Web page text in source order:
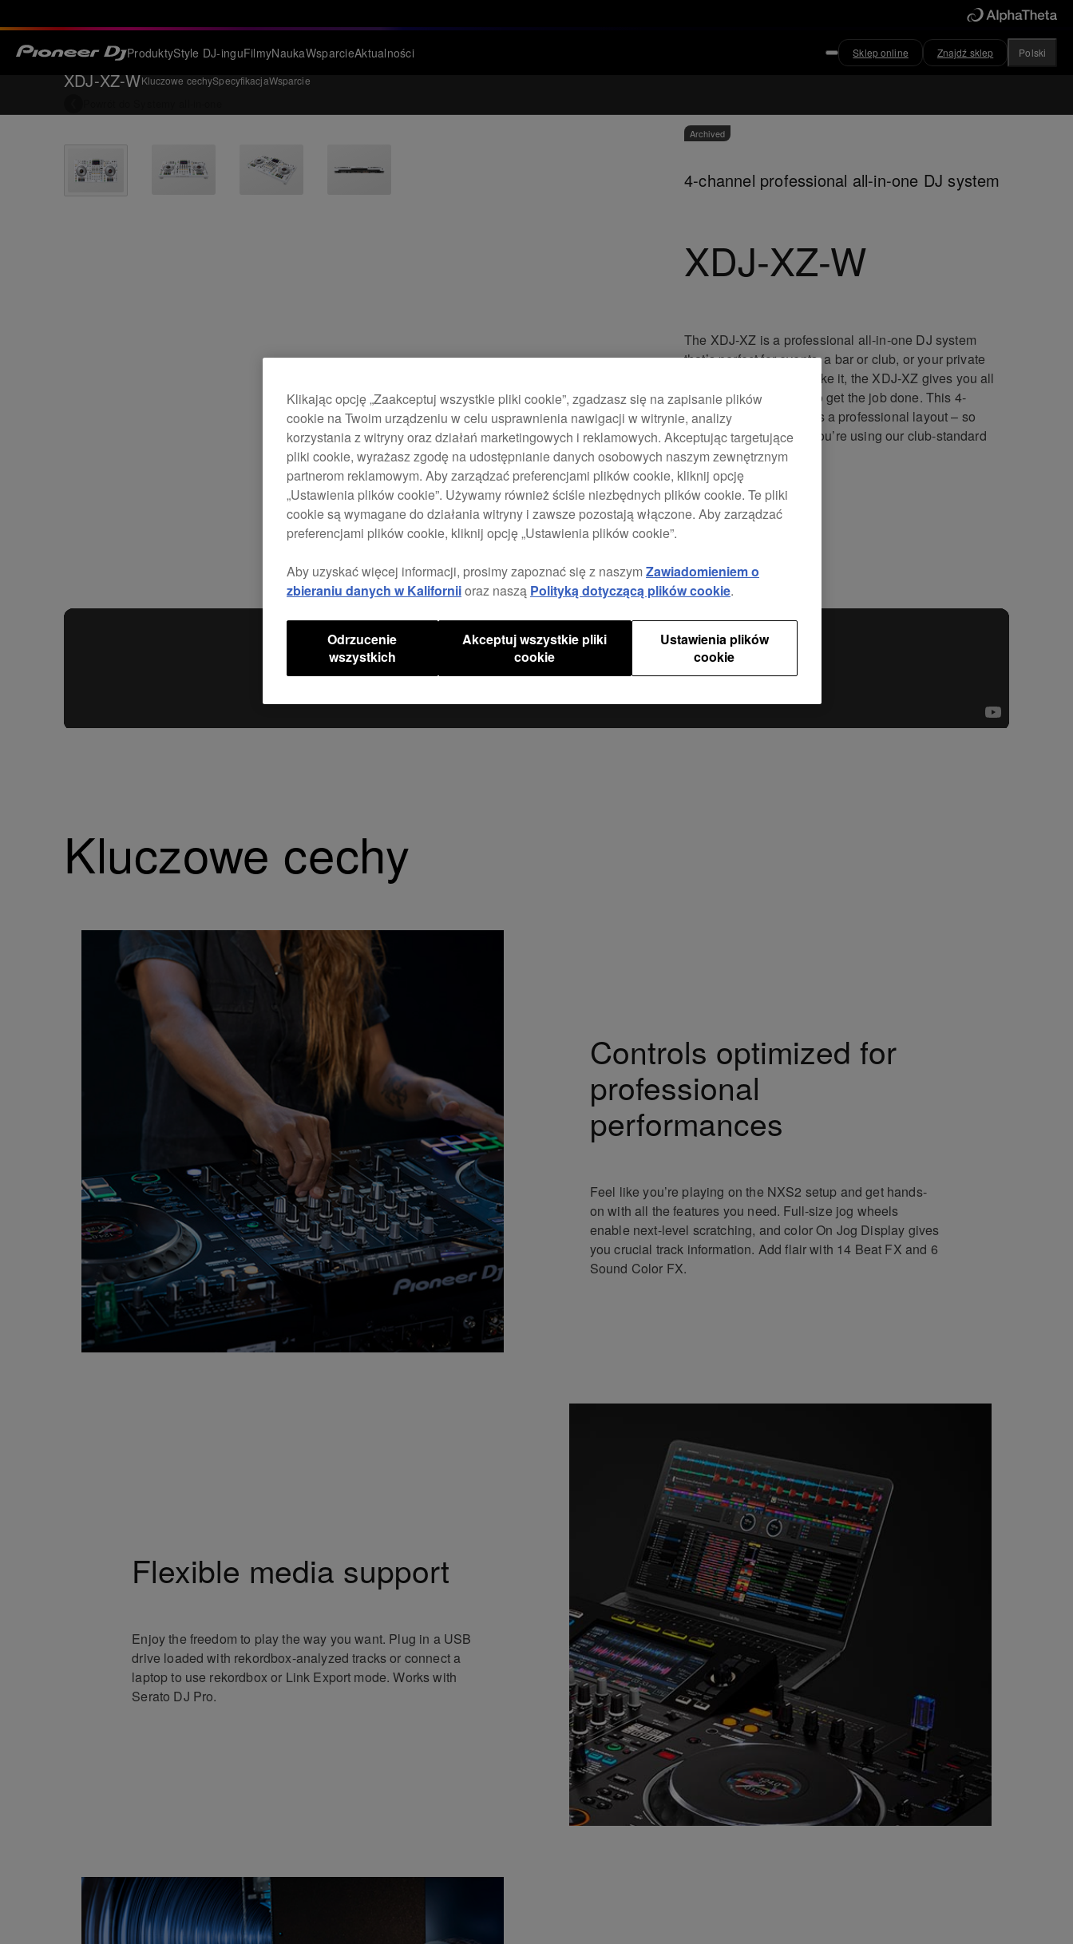
ProduktyStyle DJ-inguFilmyNaukaWsparcieAktualności Sklep online Znajdź sklep Polski
XDJ-XZ-WKluczowe cechySpecyfikacjaWsparcie
Archived
4-channel professional all-in-one DJ system
XDJ-XZ-W
The XDJ-XZ is a professional all-in-one DJ system
that’s perfect for events, a bar or club, or your private
studio. Wherever you take it, the XDJ-XZ gives you all
the features you need to get the job done. This 4-
channel system features a professional layout – so
you’ll feel exactly like you’re using our club-standard
NXS2 setup.
Specyfikacja
Kluczowe cechy
Controls optimized for
professional
performances
Feel like you’re playing on the NXS2 setup and get hands-
on with all the features you need. Full-size jog wheels
enable next-level scratching, and color On Jog Display gives
you crucial track information. Add flair with 14 Beat FX and 6
Sound Color FX.
Flexible media support
Enjoy the freedom to play the way you want. Plug in a USB
drive loaded with rekordbox-analyzed tracks or connect a
laptop to use rekordbox or Link Export mode. Works with
Serato DJ Pro.
Klikając opcję „Zaakceptuj wszystkie pliki cookie”, zgadzasz się na zapisanie plików
cookie na Twoim urządzeniu w celu usprawnienia nawigacji w witrynie, analizy
korzystania z witryny oraz działań marketingowych i reklamowych. Akceptując targetujące
pliki cookie, wyrażasz zgodę na udostępnianie danych osobowych naszym zewnętrznym
partnerom reklamowym. Aby zarządzać preferencjami plików cookie, kliknij opcję
„Ustawienia plików cookie”. Używamy również ściśle niezbędnych plików cookie. Te pliki
cookie są wymagane do działania witryny i zawsze pozostają włączone. Aby zarządzać
preferencjami plików cookie, kliknij opcję „Ustawienia plików cookie”.
Aby uzyskać więcej informacji, prosimy zapoznać się z naszym Zawiadomieniem o
zbieraniu danych w Kaliforniioraz naszą Polityką dotyczącą plików cookie.
Ustawienia plików
cookie
Odrzucenie
wszystkich
Akceptuj wszystkie pliki
cookie